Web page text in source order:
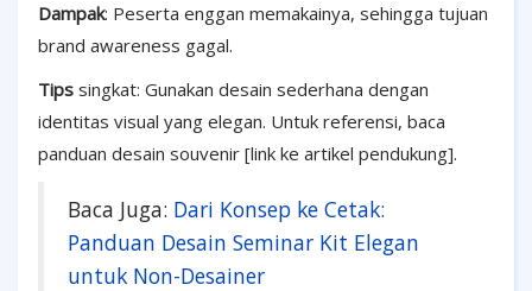
Dampak: Peserta enggan memakainya, sehingga tujuan
brand awareness gagal.
Tips singkat: Gunakan desain sederhana dengan
identitas visual yang elegan. Untuk referensi, baca
panduan desain souvenir [link ke artikel pendukung].
Baca Juga: Dari Konsep ke Cetak:
Panduan Desain Seminar Kit Elegan
untuk Non-Desainer